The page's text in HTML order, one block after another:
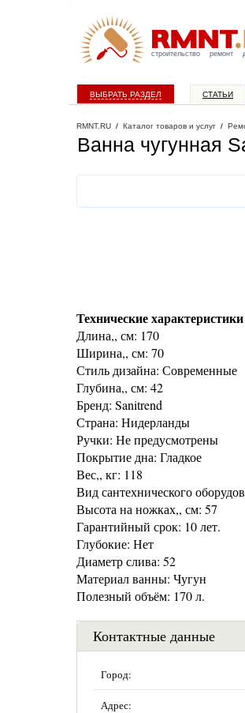
строительство ремонт
ВЫБРАТЬ РАЗДЕЛ СТАТЬИ
RMNT.RU / Каталог товаров и услуг /
Ванна чугунная
Технические характеристики
Длина,, см: 170
Ширина,, см: 70
Стиль дизайна: Современные
Глубина,, см: 42
Бренд: Sanitrend
Страна: Нидерланды
Ручки: Не предусмотрены
Покрытие дна: Гладкое
Вес,, кг: 118
Вид сантехнического
Высота на ножках,, см: 57
Гарантийный срок: 10 лет.
Глубокие: Нет
Диаметр слива: 52
Материал ванны: Чугун
Полезный объём: 170 л.
Контактные данные
Город:
Адрес: